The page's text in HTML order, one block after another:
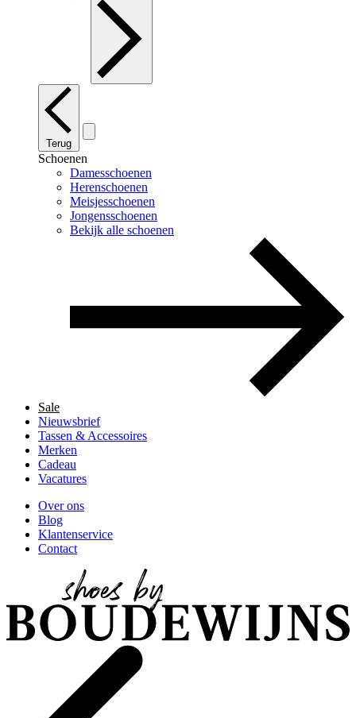
Terug
Schoenen
Damesschoenen
Herenschoenen
Meisjesschoenen
Jongensschoenen
Bekijk alle schoenen
Sale
Nieuwsbrief
Tassen & Accessoires
Merken
Cadeau
Vacatures
Over ons
Blog
Klantenservice
Contact